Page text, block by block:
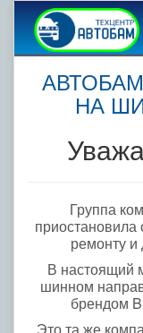
НА
Группа
приостановила
ремонту
В настоящий
шинном
брендом